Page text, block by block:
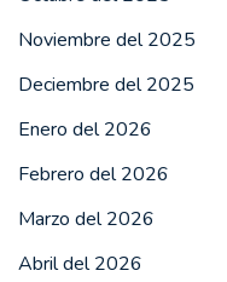
Noviembre del 2025
Deciembre del 2025
Enero del 2026
Febrero del 2026
Marzo del 2026
Abril del 2026